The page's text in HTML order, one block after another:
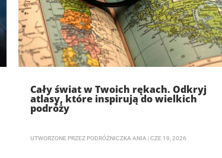
Cały świat w Twoich rękach. Odkryj
atlasy, które inspirują do wielkich
podróży
UTWORZONE PRZEZ PODRÓŻNICZKA ANIA |CZE 19, 2026